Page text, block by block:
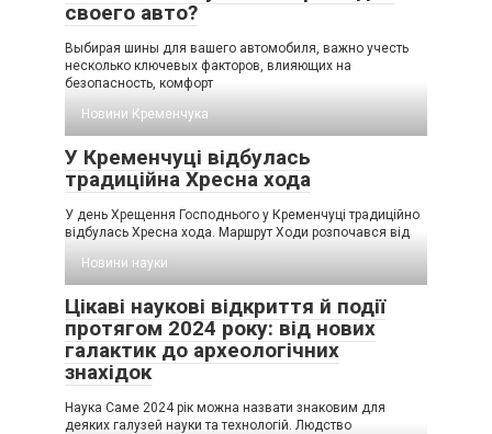
своего авто?
Выбирая шины для вашего автомобиля, важно учесть
несколько ключевых факторов, влияющих на
безопасность, комфорт
Новини Кременчука
У Кременчуці відбулась
традиційна Хресна хода
У день Хрещення Господнього у Кременчуці традиційно
відбулась Хресна хода. Маршрут Ходи розпочався від
Новини науки
Цікаві наукові відкриття й події
протягом 2024 року: від нових
галактик до археологічних
знахідок
Наука Саме 2024 рік можна назвати знаковим для
деяких галузей науки та технологій. Людство